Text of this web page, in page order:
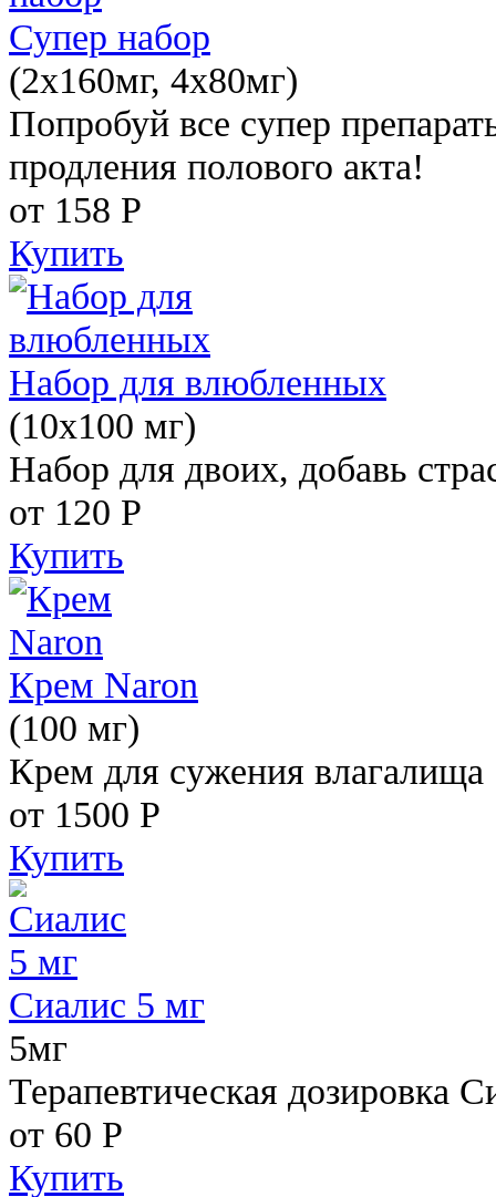
Супер набор
(2х160мг, 4х80мг)
Попробуй все супер
продления полового акта!
от 158 Р
Купить
Набор для влюбленных
(10х100 мг)
Набор для двоих, добавь
от 120 Р
Купить
Крем Naron
(100 мг)
Крем для сужения влагалища
от 1500 Р
Купить
Сиалис 5 мг
5мг
Терапевтическая дозировка
от 60 Р
Купить